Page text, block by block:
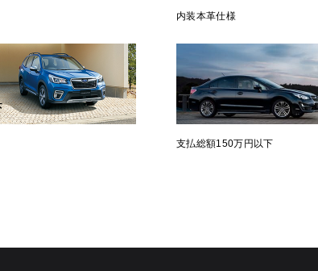
内装本革仕様
支払総額150万円以下